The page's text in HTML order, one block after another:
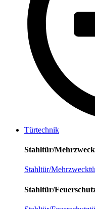
Türtechnik
Stahltür/
Stahltür/
Stahltür/